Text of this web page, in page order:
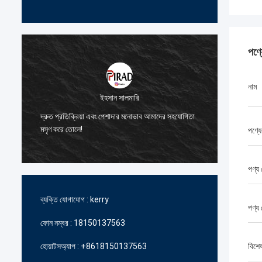
ইহসান সালমারি
দ্রুত প্রতিক্রিয়া এবং পেশাদার মনোভাব আমাদের সহযোগিতা
মসৃণ করে তোলে!
আমাদেরকে
ব্যক্তি যোগাযোগ : kerry
ফোন নম্বর : 18150137563
হোয়াটসঅ্যাপ : +8618150137563
নাম
পণ্য
পণ্য